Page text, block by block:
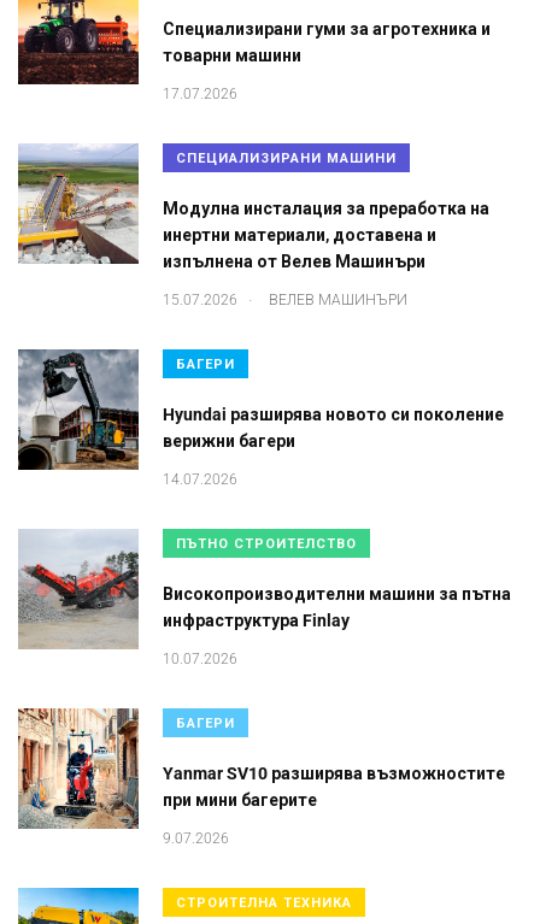
Специализирани гуми за агротехника и
товарни машини
17.07.2026
СПЕЦИАЛИЗИРАНИ МАШИНИ
Модулна инсталация за преработка на
инертни материали, доставена и
изпълнена от Велев Машинъри
15.07.2026 ВЕЛЕВ МАШИНЪРИ
БАГЕРИ
Hyundai разширява новото си поколение
верижни багери
14.07.2026
ПЪТНО СТРОИТЕЛСТВО
Високопроизводителни машини за пътна
инфраструктура Finlay
10.07.2026
БАГЕРИ
Yanmar SV10 разширява възможностите
при мини багерите
9.07.2026
СТРОИТЕЛНА ТЕХНИКА